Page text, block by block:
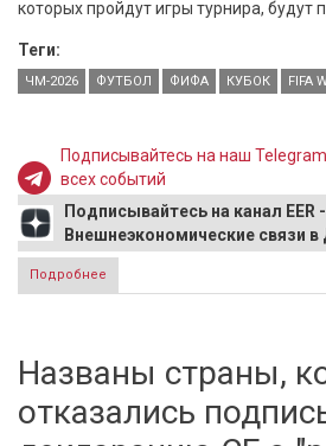
которых пройдут игры турнира, будут
Теги:
ЧМ-2026 ФУТБОЛ ФИФА КУБОК FIFA
Подписывайтесь на наш
всех событий
Подписывайтесь на канал EER -
Внешнеэкономические связи в
Подробнее
Названы страны,
отказались